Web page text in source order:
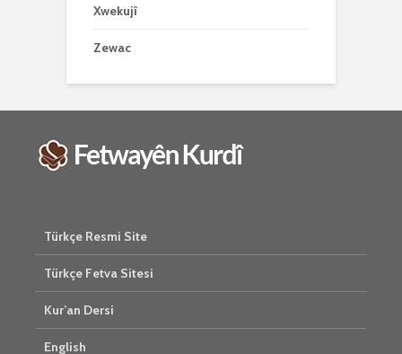
Xwekujî
Zewac
Türkçe Resmi Site
Türkçe Fetva Sitesi
Kur’an Dersi
English